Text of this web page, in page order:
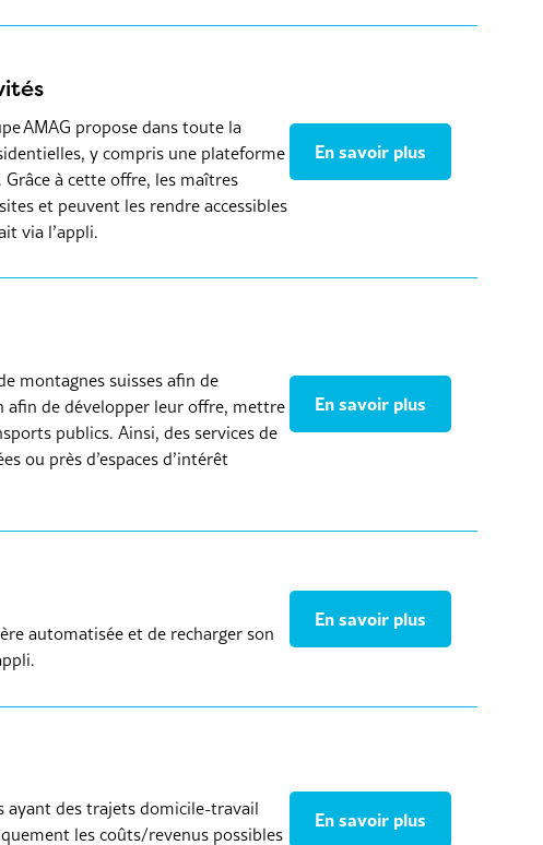
AMAG propose dans toute la
y compris une plateforme
à cette offre, les maîtres
et peuvent les rendre accessibles
via l’appli.
En savoir plus
montagnes suisses afin de
afin de développer leur offre, mettre
publics. Ainsi, des services de
ou près d’espaces d’intérêt
En savoir plus
automatisée et de recharger son
En savoir plus
ayant des trajets domicile-travail
les coûts/revenus possibles
En savoir plus